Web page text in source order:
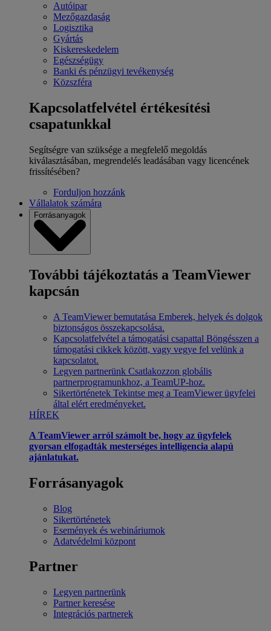
Autóipar
Mezőgazdaság
Logisztika
Gyártás
Kiskereskedelem
Egészségügy
Banki és pénzügyi tevékenység
Közszféra
Kapcsolatfelvétel értékesítési
csapatunkkal
Segítségre van szüksége a megfelelő megoldás
kiválasztásában, megrendelés leadásában vagy licencének
frissítésében?
Forduljon hozzánk
Vállalatok számára
Forrásanyagok
További tájékoztatás a TeamViewer
kapcsán
A TeamViewer bemutatása Emberek, helyek és dolgok
biztonságos összekapcsolása.
Kapcsolatfelvétel a támogatási csapattal Böngésszen a
támogatási cikkek között, vagy vegye fel velünk a
kapcsolatot.
Legyen partnerünk Csatlakozzon globális
partnerprogramunkhoz, a TeamUP-hoz.
Sikertörténetek Tekintse meg a TeamViewer ügyfelei
által elért eredményeket.
HÍREK
A TeamViewer arról számolt be, hogy az ügyfelek
gyorsan elfogadták mesterséges intelligencia alapú
ajánlatukat.
Forrásanyagok
Blog
Sikertörténetek
Események és webináriumok
Adatvédelmi központ
Partner
Legyen partnerünk
Partner keresése
Integrációs partnerek